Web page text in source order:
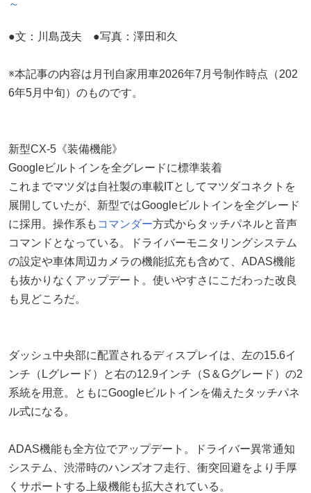
～
●文：川島茂夫 ●写真：澤田和久
※本記事の内容は月刊自家用車2026年7月号制作時点（202
6年5月中旬）のものです。
新型CX-5《装備機能》
Googleビルトインを全グレードに標準装着
これまでマツダは自社製の車載ITとしてマツダコネクトを
展開していたが、新型ではGoogleビルトインを全グレード
に採用。操作系も コマンダー方式からタッチパネルと音声
コマンドとなっている。ドライバーモニタリングシステム
の設定や車体周辺カメラの機能拡充も含めて、ADAS機能
も抜かりなくアップデート。使いやすさにこだわった改良
も見どころだ。
ダッシュ中央部に配置されるディスプレイは、左の15.6イ
ンチ（Lグレード）と右の12.9インチ（S＆Gグレード）の2
系統を用意。ともにGoogleビルトインを備えたタッチパネ
ル式になる。
ADAS機能も全方位でアップデート。ドライバー異常通知
システム、渋滞時のハンズオフ走行、衝突回避をより手厚
くサポートする上級機能も拡大されている。